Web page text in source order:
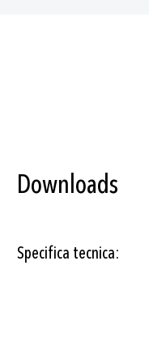
Downloads
Specifica tecnica: